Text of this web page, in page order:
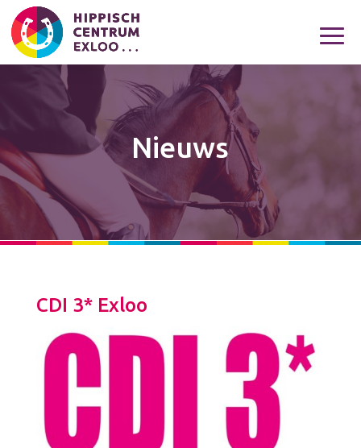
Nieuws
CDI 3* Exloo